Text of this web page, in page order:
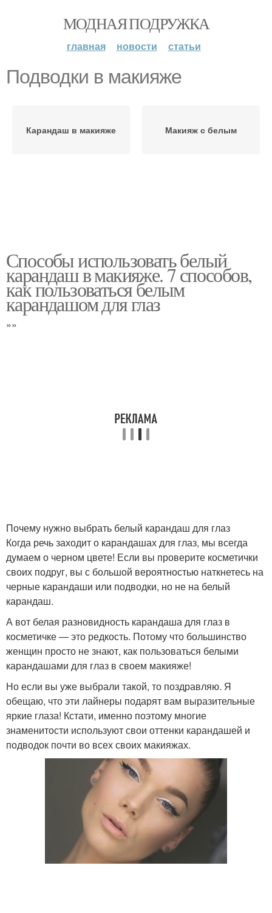
МОДНАЯ ПОДРУЖКА
главная новости статьи
Подводки в макияже
Карандаш в макияже Макияж с белым
Способы использовать белый
карандаш в макияже. 7 способов,
как пользоваться белым
карандашом для глаз
»»
Почему нужно выбрать белый карандаш для глаз
Когда речь заходит о карандашах для глаз, мы всегда
думаем о черном цвете! Если вы проверите косметички
своих подруг, вы с большой вероятностью наткнетесь на
черные карандаши или подводки, но не на белый
карандаш.
А вот белая разновидность карандаша для глаз в
косметичке — это редкость. Потому что большинство
женщин просто не знают, как пользоваться белыми
карандашами для глаз в своем макияже!
Но если вы уже выбрали такой, то поздравляю. Я
обещаю, что эти лайнеры подарят вам выразительные
яркие глаза! Кстати, именно поэтому многие
знаменитости используют свои оттенки карандашей и
подводок почти во всех своих макияжах.